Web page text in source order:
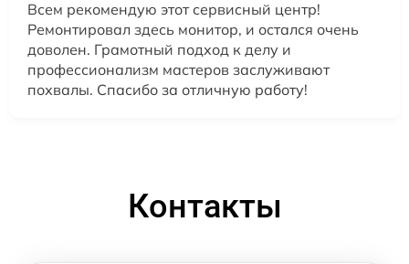
Всем рекомендую этот сервисный центр!
Ремонтировал здесь монитор, и остался очень
доволен. Грамотный подход к делу и
профессионализм мастеров заслуживают
похвалы. Спасибо за отличную работу!
Контакты